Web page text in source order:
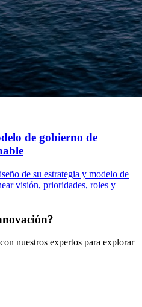
de gobierno de
de su estrategia y modelo de
visión, prioridades, roles y
nuestros expertos para explorar